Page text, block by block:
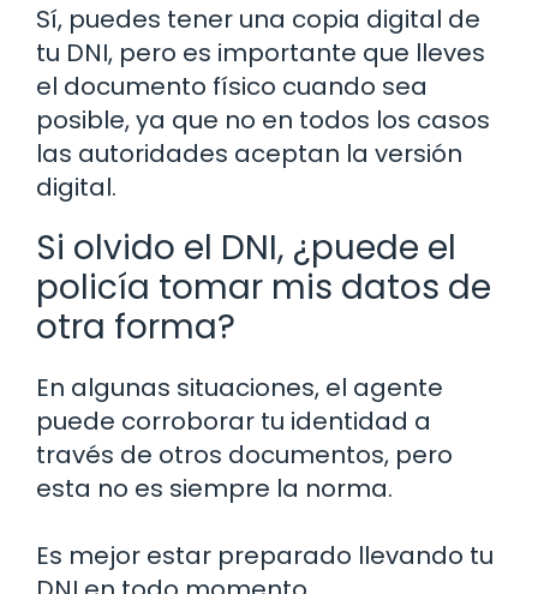
Sí, puedes tener una copia digital de
tu DNI, pero es importante que lleves
el documento físico cuando sea
posible, ya que no en todos los casos
las autoridades aceptan la versión
digital.
Si olvido el DNI, ¿puede el
policía tomar mis datos de
otra forma?
En algunas situaciones, el agente
puede corroborar tu identidad a
través de otros documentos, pero
esta no es siempre la norma.
Es mejor estar preparado llevando tu